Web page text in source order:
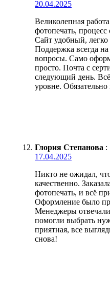
20.04.2025
Великолепная
фотопечать,
Сайт удобный,
Поддержка всегда на
вопросы. Само
просто. Почта с
следующий день.
уровне.
Глория Степанова :
17.04.2025
Никто не ожидал,
качественно.
фотопечать, и всё
Оформление было
Менеджеры
помогли выбрать
приятная, все
снова!